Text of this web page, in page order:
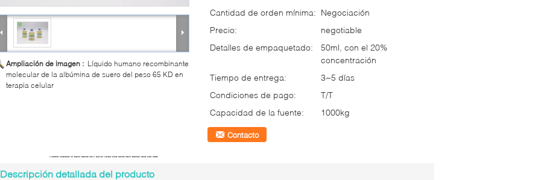
Ampliación de imagen : Líquido humano recombinante
molecular de la albúmina de suero del peso 65 KD en
terapia celular
Cantidad de orden mínima: Negociación
Precio:
negotiable
Detalles de empaquetado:
50ml, con el 20%
concentración
Tiempo de entrega:
3~5 días
Condiciones de pago:
T/T
Capacidad de la fuente:
1000kg
Contacto
Descripción detallada del producto